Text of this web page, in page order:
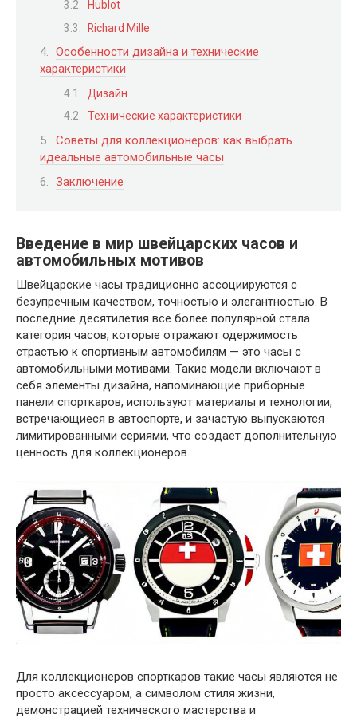
Hublot
Richard Mille
Особенности дизайна и технические
характеристики
Дизайн
Технические характеристики
Советы для коллекционеров: как выбрать
идеальные автомобильные часы
Заключение
Введение в мир швейцарских часов и
автомобильных мотивов
Швейцарские часы традиционно ассоциируются с
безупречным качеством, точностью и элегантностью. В
последние десятилетия все более популярной стала
категория часов, которые отражают одержимость
страстью к спортивным автомобилям — это часы с
автомобильными мотивами. Такие модели включают в
себя элементы дизайна, напоминающие приборные
панели спорткаров, используют материалы и технологии,
встречающиеся в автоспорте, и зачастую выпускаются
лимитированными сериями, что создает дополнительную
ценность для коллекционеров.
Для коллекционеров спорткаров такие часы являются не
просто аксессуаром, а символом стиля жизни,
демонстрацией технического мастерства и